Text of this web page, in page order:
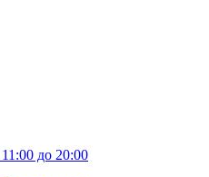
до 20:00